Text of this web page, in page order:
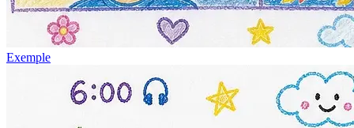
Exemple